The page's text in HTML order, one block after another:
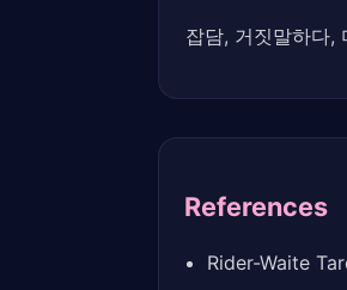
잡담, 거짓말하다,
References
Rider-Waite